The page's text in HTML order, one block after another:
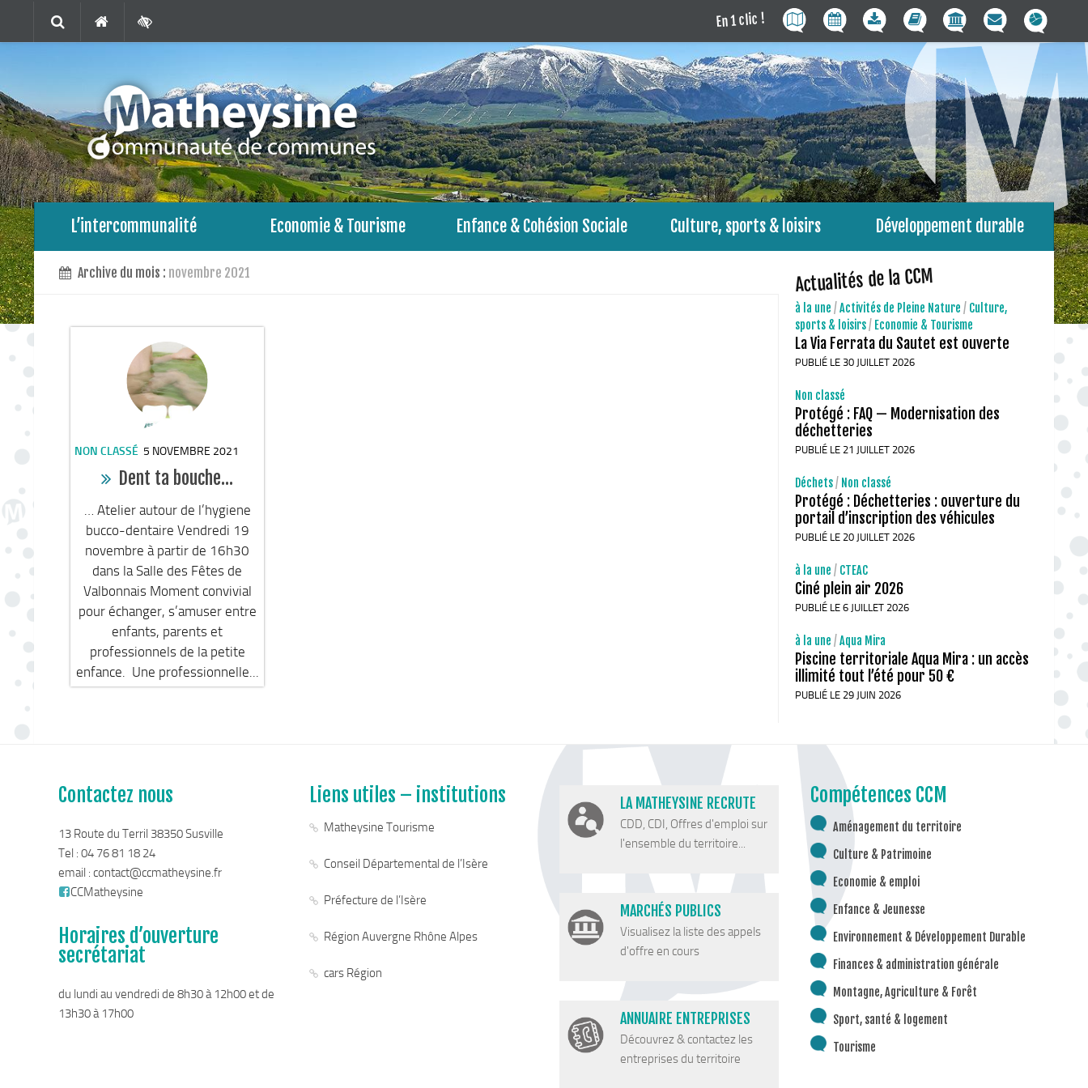
En 1 clic !
L’intercommunalité Economie & Tourisme Enfance & Cohésion Sociale Culture, sports & loisirs Développement durable
Archive du mois : novembre 2021
NON CLASSÉ 5 NOVEMBRE 2021
Dent ta bouche…
… Atelier autour de l’hygiene
bucco-dentaire Vendredi 19
novembre à partir de 16h30
dans la Salle des Fêtes de
Valbonnais Moment convivial
pour échanger, s’amuser entre
enfants, parents et
professionnels de la petite
enfance. Une professionnelle...
Actualités de la CCM
à la une /Activités de Pleine Nature / Culture,
sports & loisirs/ Economie & Tourisme
La Via Ferrata du Sautet est ouverte
PUBLIÉ LE 30 JUILLET 2026
Non classé
Protégé : FAQ — Modernisation des
déchetteries
PUBLIÉ LE 21 JUILLET 2026
Déchets/ Non classé
Protégé : Déchetteries : ouverture du
portail d’inscription des véhicules
PUBLIÉ LE 20 JUILLET 2026
à la une / CTEAC
Ciné plein air 2026
PUBLIÉ LE 6 JUILLET 2026
à la une /Aqua Mira
Piscine territoriale Aqua Mira : un accès
illimité tout l’été pour 50 €
PUBLIÉ LE 29 JUIN 2026
Contactez nous
13 Route du Terril 38350 Susville
Tel : 04 76 81 18 24
email : contact@ccmatheysine.fr
CCMatheysine
Horaires d’ouverture
secrétariat
du lundi au vendredi de 8h30 à 12h00 et de
13h30 à 17h00
Liens utiles – institutions
Matheysine Tourisme
Conseil Départemental de l’Isère
Préfecture de l’Isère
Région Auvergne Rhône Alpes
cars Région
LA MATHEYSINE RECRUTE
CDD, CDI, Offres d'emploi sur
l'ensemble du territoire...
MARCHÉS PUBLICS
Visualisez la liste des appels
d'offre en cours
ANNUAIRE ENTREPRISES
Découvrez & contactez les
entreprises du territoire
Compétences CCM
Aménagement du territoire
Culture & Patrimoine
Economie & emploi
Enfance & Jeunesse
Environnement & Développement Durable
Finances & administration générale
Montagne, Agriculture & Forêt
Sport, santé & logement
Tourisme